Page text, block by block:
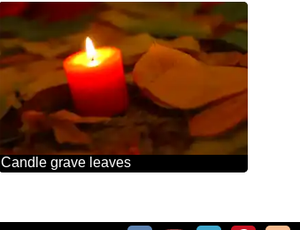
Candle grave leaves